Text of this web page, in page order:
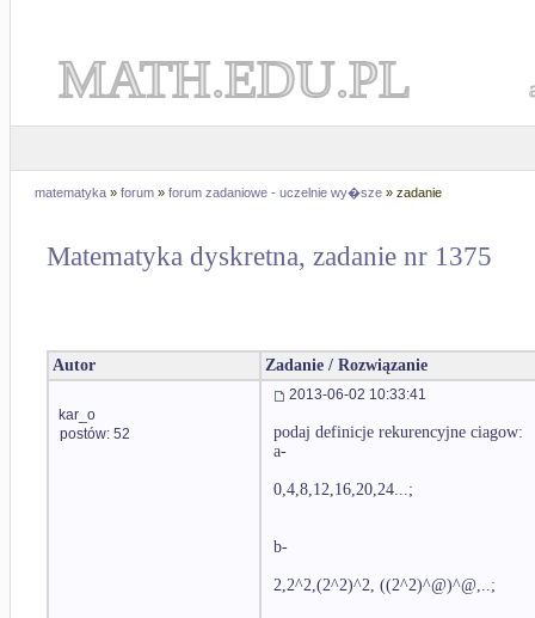
MATH.EDU.PL
matematyka » forum » forum zadaniowe - uczelnie wy�sze » zadanie
Matematyka dyskretna, zadanie nr 1375
Autor Zadanie / Rozwiązanie
kar_o
postów: 52
2013-06-02 10:33:41
podaj definicje rekurencyjne ciagow:
a-
0,4,8,12,16,20,24...;
b-
2,2^2,(2^2)^2, ((2^2)^@)^@,..;